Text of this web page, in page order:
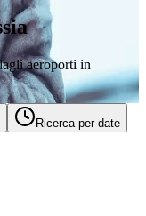
aeroporti in
Ricerca per date